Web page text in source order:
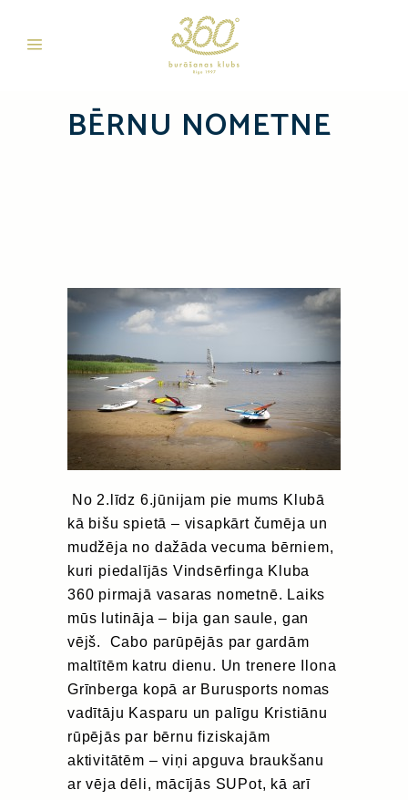
BĒRNU NOMETNE
No 2.līdz 6.jūnijam pie mums Klubā
kā bišu spietā – visapkārt čumēja un
mudžēja no dažāda vecuma bērniem,
kuri piedalījās Vindsērfinga Kluba
360 pirmajā vasaras nometnē. Laiks
mūs lutināja – bija gan saule, gan
vējš. Cabo parūpējās par gardām
maltītēm katru dienu. Un trenere Ilona
Grīnberga kopā ar Burusports nomas
vadītāju Kasparu un palīgu Kristiānu
rūpējās par bērnu fiziskajām
aktivitātēm – viņi apguva braukšanu
ar vēja dēli, mācījās SUPot, kā arī